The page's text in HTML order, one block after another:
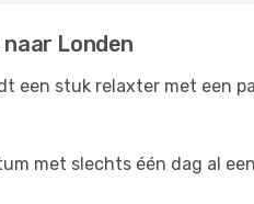
Londen
een stuk relaxter met een
met slechts één dag al